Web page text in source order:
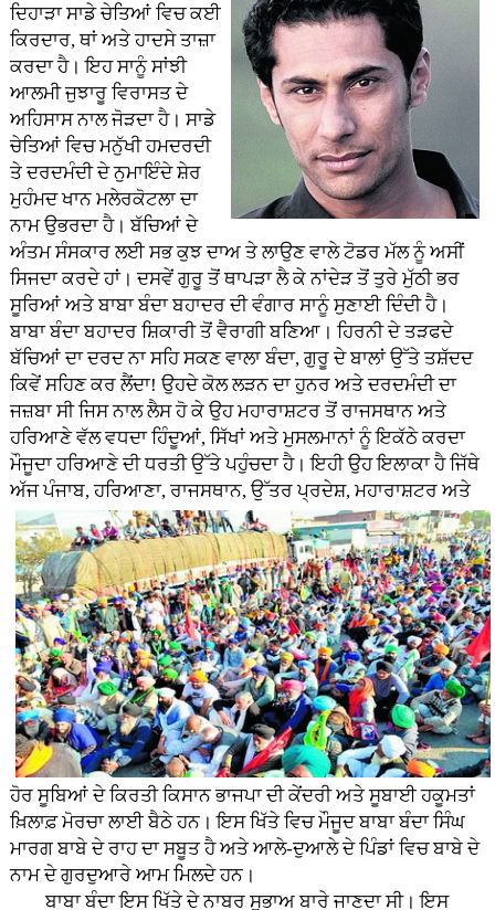
ਦਿਹਾੜਾ ਸਾਡੇ ਚੇਤਿਆਂ ਵਿਚ ਕਈ
ਕਿਰਦਾਰ, ਥਾਂ ਅਤੇ ਹਾਦਸੇ ਤਾਜ਼ਾ
ਕਰਦਾ ਹੈ। ਇਹ ਸਾਨੂੰ ਸਾਂਝੀ
ਆਲਮੀ ਜੁਝਾਰੂ ਵਿਰਾਸਤ ਦੇ
ਅਹਿਸਾਸ ਨਾਲ ਜੋੜਦਾ ਹੈ। ਸਾਡੇ
ਚੇਤਿਆਂ ਵਿਚ ਮਨੁੱਖੀ ਹਮਦਰਦੀ
ਤੇ ਦਰਦਮੰਦੀ ਦੇ ਨੁਮਾਇੰਦੇ ਸ਼ੇਰ
ਮੁਹੰਮਦ ਖਾਨ ਮਲੇਰਕੋਟਲਾ ਦਾ
ਨਾਮ ਉਭਰਦਾ ਹੈ। ਬੱਚਿਆਂ ਦੇ
ਅੰਤਮ ਸੰਸਕਾਰ ਲਈ ਸਭ ਕੁਝ ਦਾਅ ਤੇ ਲਾਉਣ ਵਾਲੇ ਟੋਡਰ ਮੱਲ ਨੂੰ ਅਸੀਂ
ਸਿਜਦਾ ਕਰਦੇ ਹਾਂ। ਦਸਵੇਂ ਗੁਰੂ ਤੋਂ ਥਾਪੜਾ ਲੈ ਕੇ ਨਾਂਦੇੜ ਤੋਂ ਤੁਰੇ ਮੁੱਠੀ ਭਰ
ਸੂਰਿਆਂ ਅਤੇ ਬਾਬਾ ਬੰਦਾ ਬਹਾਦਰ ਦੀ ਵੰਗਾਰ ਸਾਨੂੰ ਸੁਣਾਈ ਦਿੰਦੀ ਹੈ।
ਬਾਬਾ ਬੰਦਾ ਬਹਾਦਰ ਸ਼ਿਕਾਰੀ ਤੋਂ ਵੈਰਾਗੀ ਬਣਿਆ। ਹਿਰਨੀ ਦੇ ਤੜਫਦੇ
ਬੱਚਿਆਂ ਦਾ ਦਰਦ ਨਾ ਸਹਿ ਸਕਣ ਵਾਲਾ ਬੰਦਾ, ਗੁਰੂ ਦੇ ਬਾਲਾਂ ਉੱਤੇ ਤਸ਼ੱਦਦ
ਕਿਵੇਂ ਸਹਿਣ ਕਰ ਲੈਂਦਾ! ਉਹਦੇ ਕੋਲ ਲੜਨ ਦਾ ਹੁਨਰ ਅਤੇ ਦਰਦਮੰਦੀ ਦਾ
ਜਜ਼ਬਾ ਸੀ ਜਿਸ ਨਾਲ ਲੈਸ ਹੋ ਕੇ ਉਹ ਮਹਾਰਾਸ਼ਟਰ ਤੋਂ ਰਾਜਸਥਾਨ ਅਤੇ
ਹਰਿਆਣੇ ਵੱਲ ਵਧਦਾ ਹਿੰਦੂਆਂ, ਸਿੱਖਾਂ ਅਤੇ ਮੁਸਲਮਾਨਾਂ ਨੂੰ ਇਕੱਠੇ ਕਰਦਾ
ਮੌਜੂਦਾ ਹਰਿਆਣੇ ਦੀ ਧਰਤੀ ਉੱਤੇ ਪਹੁੰਚਦਾ ਹੈ। ਇਹੀ ਉਹ ਇਲਾਕਾ ਹੈ ਜਿੱਥੇ
ਅੱਜ ਪੰਜਾਬ, ਹਰਿਆਣਾ, ਰਾਜਸਥਾਨ, ਉੱਤਰ ਪ੍ਰਦੇਸ਼,ਮਹਾਰਾਸ਼ਟਰ ਅਤੇ
ਹੋਰ ਸੂਬਿਆਂ ਦੇ ਕਿਰਤੀ ਕਿਸਾਨ ਭਾਜਪਾ ਦੀ ਕੇਂਦਰੀ ਅਤੇ ਸੂਬਾਈ ਹਕੂਮਤਾਂ
ਖ਼ਿਲਾਫ਼ ਮੋਰਚਾ ਲਾਈ ਬੈਠੇ ਹਨ। ਇਸ ਖਿੱਤੇ ਵਿਚ ਮੌਜੂਦ ਬਾਬਾ ਬੰਦਾ ਸਿੰਘ
ਮਾਰਗ ਬਾਬੇ ਦੇ ਰਾਹ ਦਾ ਸਬੂਤ ਹੈ ਅਤੇ ਆਲੇ-ਦੁਆਲੇ ਦੇ ਪਿੰਡਾਂ ਵਿਚ ਬਾਬੇ ਦੇ
ਨਾਮ ਦੇ ਗੁਰਦੁਆਰੇ ਆਮ ਮਿਲਦੇ ਹਨ।
ਬਾਬਾ ਬੰਦਾ ਇਸ ਖਿੱਤੇ ਦੇ ਨਾਬਰ ਸੁਭਾਅ ਬਾਰੇ ਜਾਣਦਾ ਸੀ। ਇਸ